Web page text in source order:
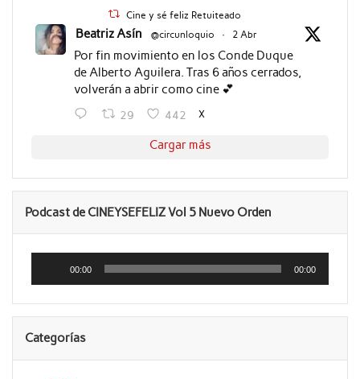
Cine y sé feliz Retuiteado
Beatriz Asín @circunloquio · 2 Abr
Por fin movimiento en los Conde Duque
de Alberto Aguilera. Tras 6 años cerrados,
volverán a abrir como cine 💕
29 442 X
Cargar más
Podcast de CINEYSEFELIZ Vol 5 Nuevo Orden
Reproductor
audio
00:00 00:00
Categorías